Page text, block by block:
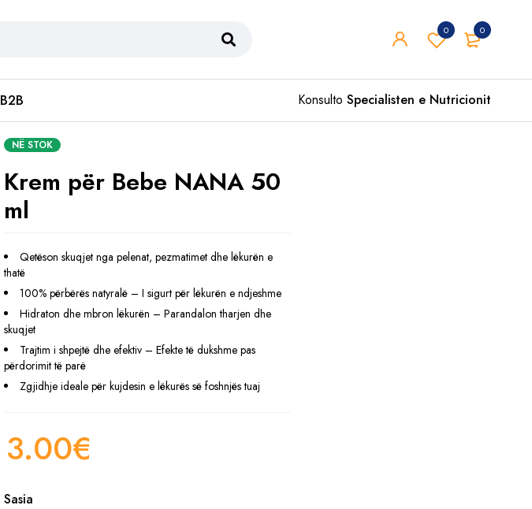
0
0
B2B Konsulto Specialisten e Nutricionit
NË STOK
Krem për Bebe NANA 50
ml
Qetëson skuqjet nga pelenat, pezmatimet dhe lëkurën e
thatë
100% përbërës natyralë – I sigurt për lëkurën e ndjeshme
Hidraton dhe mbron lëkurën – Parandalon tharjen dhe
skuqjet
Trajtim i shpejtë dhe efektiv – Efekte të dukshme pas
përdorimit të parë
Zgjidhje ideale për kujdesin e lëkurës së foshnjës tuaj
3.00€
Sasia